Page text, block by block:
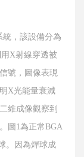
，該設備分為
X射線穿透被
號，圖像表現
X光能量衰減
維成像觀察到
圖1為正常BGA
。因為焊球成